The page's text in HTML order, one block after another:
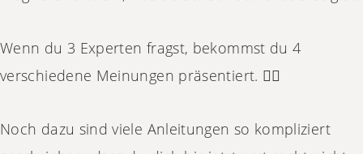
Wenn du 3 Experten fragst, bekommst du 4
verschiedene Meinungen präsentiert. 😵‍💫
Noch dazu sind viele Anleitungen so kompliziert